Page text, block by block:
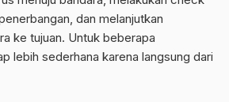
dan melanjutkan
ke tujuan. Untuk beberapa
lebih sederhana karena langsung dari